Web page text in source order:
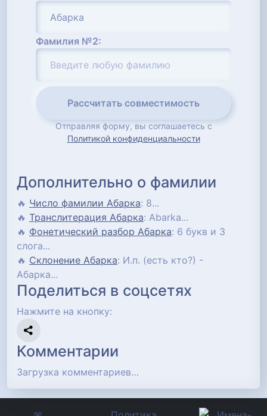
Фамилия №2:
Рассчитать совместимость
Отправляя форму, вы соглашаетесь с
Политикой конфиденциальности
Дополнительно о фамилии
🔥 Число фамилии Абарка: 8...
🔥 Транслитерация Абарка: Abarka...
🔥 Фонетический разбор Абарка: 6 букв и 3
слога...
🔥 Склонение Абарка: И.п. (есть кто?) -
Абарка...
Поделиться в соцсетях
Нажмите на кнопку:
Комментарии
Загрузка комментариев…